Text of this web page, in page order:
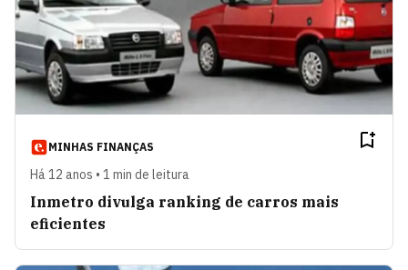
MINHAS FINANÇAS
Há 12 anos • 1 min de leitura
Inmetro divulga ranking de carros mais
eficientes